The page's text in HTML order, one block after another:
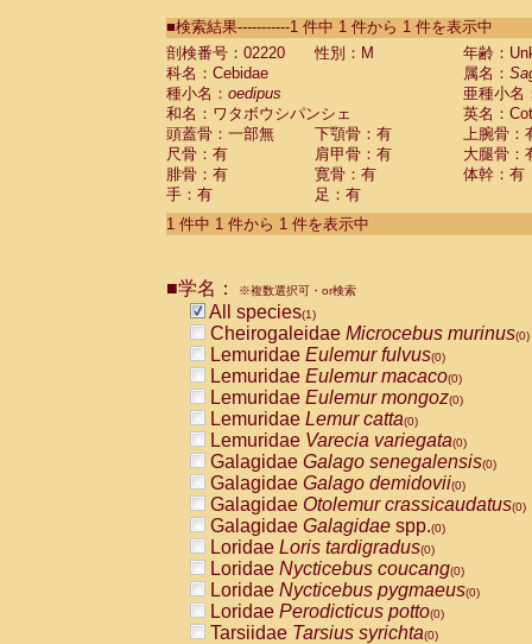
CebidaeSaguinus labiatus(0)
Cebidae Saguinus leucopus (0)
Cebidae
Cebidae
CebidaeSaguinus nigricollis (0)
Cebidae Saguinus oedipus
Cebidae Saguinus weddelli
Cebidae Saguinusspp.
Cebidae Aotus trivirgatus
Cebidae Cebus albifrons
CebidaeCebus nigrivittatus
CebidaeCebus
CebidaeSaimiri boliviensis(0)
CebidaeSaimiri sciureus(0)
AtelidaeAlouatta caraya(0)
AtelidaeAlouatta fusca(0)
AtelidaeAlouatta seniculus
AtelidaeAlouattaspp.(0)
AtelidaeAteles belzebuth(0)
AtelidaeAteles geoffroyi(0)
AtelidaeAteles paniscus(0)
AtelidaeAtelesspp.(0)
Atelidae Lagothrix lagothricha
AtelidaeLagothrix lagothricha cana
PitheciidaeCacajao calvus
PitheciidaeCallicebus cupreus
PitheciidaeCallicebus donacophilus
■検索結果-----------1 件中 1 件から 1 件を表示中
剖検番号：02220
性別：M
年齢：
科名：Cebidae
属名：
種小名： oedipus
亜種小名
和名：ワタボウシパンシェ
英名：
頭蓋骨：一部無
下顎骨：有
上腕骨：
尺骨：有
肩甲骨：有
大腿骨：
腓骨：有
寛骨：有
体幹：有
手：有
足：有
1 件中 1 件から 1 件を表示中
■学名： ※複数選択可・or検索
All species(1)
Cheirogaleidae Microcebus murinus(0)
Lemuridae Eulemur fulvus(0)
Lemuridae Eulemur macaco(0)
Lemuridae Eulemur mongoz(0)
Lemuridae Lemur catta(0)
Lemuridae Varecia variegata(0)
Galagidae Galago senegalensis(0)
Galagidae Galago demidovii(0)
Galagidae Otolemur crassicaudatus(0)
Galagidae Galagidae spp.(0)
Loridae Loris tardigradus(0)
Loridae Nycticebus coucang(0)
Loridae Nycticebus pygmaeus(0)
Loridae Perodicticus potto(0)
Tarsiidae Tarsius syrichta(0)